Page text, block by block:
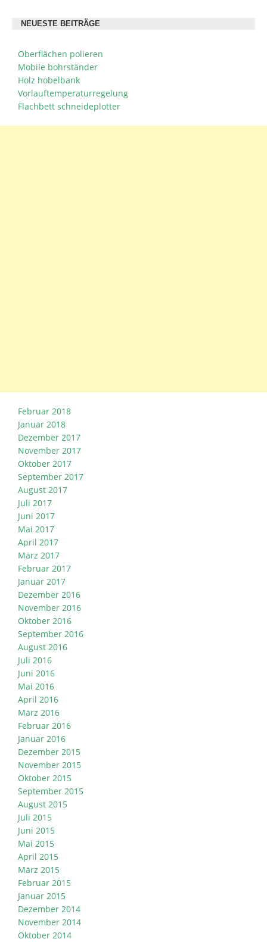
NEUESTE BEITRÄGE
Oberflächen polieren
Mobile bohrständer
Holz hobelbank
Vorlauftemperaturregelung
Flachbett schneideplotter
Februar 2018
Januar 2018
Dezember 2017
November 2017
Oktober 2017
September 2017
August 2017
Juli 2017
Juni 2017
Mai 2017
April 2017
März 2017
Februar 2017
Januar 2017
Dezember 2016
November 2016
Oktober 2016
September 2016
August 2016
Juli 2016
Juni 2016
Mai 2016
April 2016
März 2016
Februar 2016
Januar 2016
Dezember 2015
November 2015
Oktober 2015
September 2015
August 2015
Juli 2015
Juni 2015
Mai 2015
April 2015
März 2015
Februar 2015
Januar 2015
Dezember 2014
November 2014
Oktober 2014